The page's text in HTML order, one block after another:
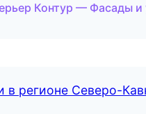
Контур — Фасады
в регионе Северо-